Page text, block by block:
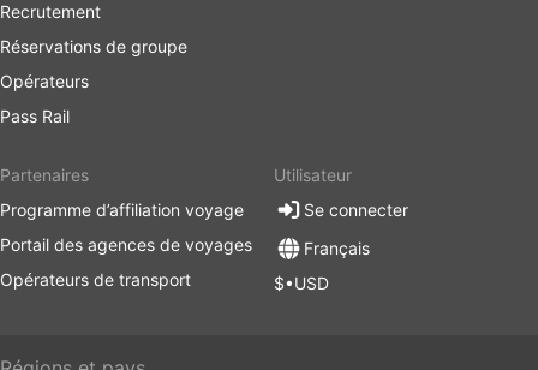
Recrutement
Réservations de groupe
Opérateurs
Pass Rail
Partenaires
Programme d’affiliation voyage
Portail des agences de voyages
Opérateurs de transport
Utilisateur
Se connecter
Français
$•USD